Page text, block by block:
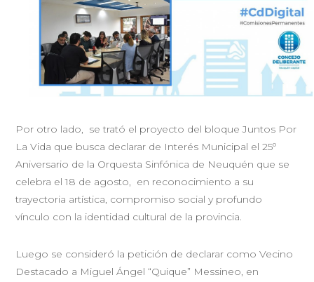
Por otro lado, se trató el proyecto del bloque Juntos Por
La Vida que busca declarar de Interés Municipal el 25º
Aniversario de la Orquesta Sinfónica de Neuquén que se
celebra el 18 de agosto, en reconocimiento a su
trayectoria artística, compromiso social y profundo
vínculo con la identidad cultural de la provincia.
Luego se consideró la petición de declarar como Vecino
Destacado a Miguel Ángel “Quique” Messineo, en